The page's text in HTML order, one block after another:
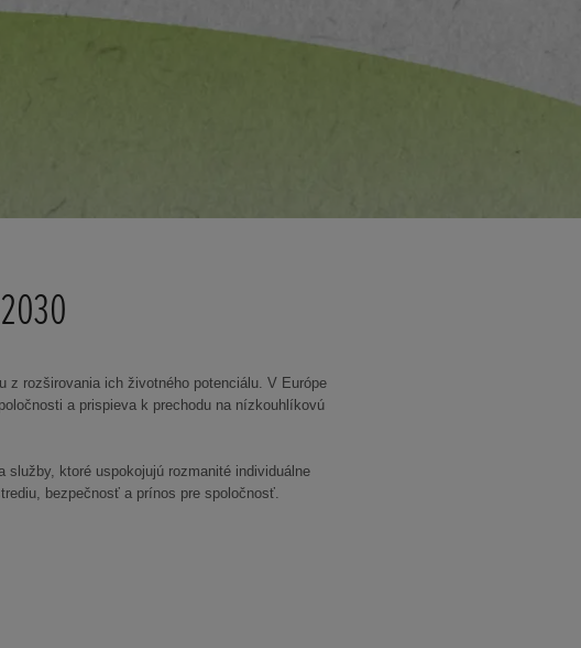
rozširovania ich životného potenciálu. V Európe
a prispieva k prechodu na nízkouhlíkovú
ktoré uspokojujú rozmanité individuálne
bezpečnosť a prínos pre spoločnosť.